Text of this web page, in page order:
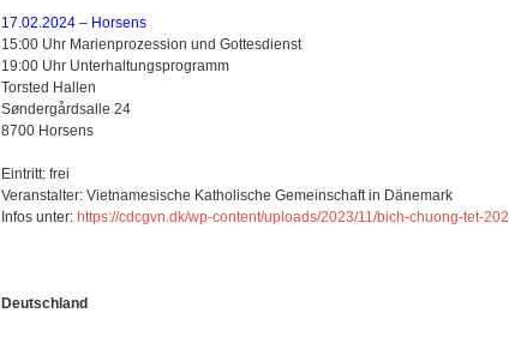
17.02.2024 – Horsens
15:00 Uhr Marienprozession und Gottesdienst
19:00 Uhr Unterhaltungsprogramm
Torsted Hallen
Søndergårdsalle 24
8700 Horsens
Eintritt: frei
Veranstalter: Vietnamesische Katholische Gemeinschaft in Dänemark
Infos unter: https://cdcgvn.dk/wp-content/uploads/2023/11/bich-chuong-tet-
Deutschland